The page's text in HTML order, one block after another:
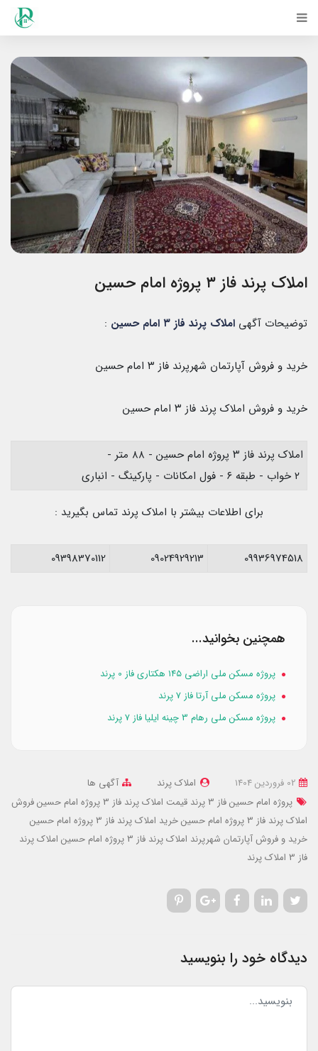
املاک پرند فاز ۳ پروژه امام حسین
توضیحات آگهی املاک پرند فاز ۳ امام حسین :
خرید و فروش آپارتمان شهرپرند فاز ۳ امام حسین
خرید و فروش املاک پرند فاز ۳ امام حسین
املاک پرند فاز ۳ پروژه امام حسین - ۸۸ متر -
برای اطلاعات بیشتر با املاک پرند تماس بگیرید :
09936974518
09024929213
09398370112
همچنین بخوانید...
پروژه مسکن ملی اراضی ۱۴۵ هکتاری فاز 0 پرند
پروژه مسکن ملی آرتا فاز 7 پرند
پروژه مسکن ملی رهام 3 چینه ایلیا فاز 7 پرند
املاک پرند
آگهی ها
پروژه امام حسین فاز 3 پرند
قیمت املاک پرند فاز 3 پروژه امام حسین
فروش
املاک پرند فاز 3 پروژه امام حسین
خرید املاک پرند فاز 3 پروژه امام حسین
خرید و فروش آپارتمان شهرپرند املاک پرند فاز 3 پروژه امام حسین
املاک پرند
فاز 3
املاک پرند
دیدگاه خود را بنویسید